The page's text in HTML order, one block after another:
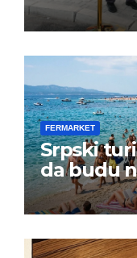
FERMARKET
Srpski
da budu